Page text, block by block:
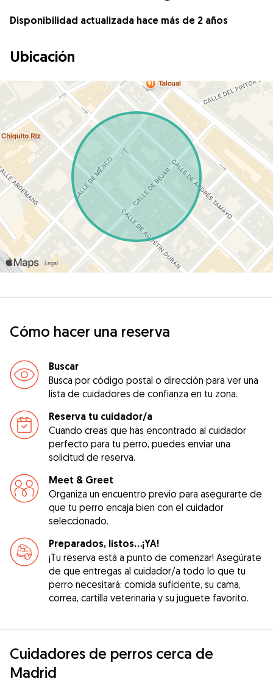
Disponibilidad actualizada hace más de 2 años
Ubicación
Cómo hacer una reserva
Buscar
Busca por código postal o dirección para ver una
lista de cuidadores de confianza en tu zona.
Reserva tu cuidador/a
Cuando creas que has encontrado al cuidador
perfecto para tu perro, puedes enviar una
solicitud de reserva.
Meet & Greet
Organiza un encuentro previo para asegurarte de
que tu perro encaja bien con el cuidador
seleccionado.
Preparados, listos...¡YA!
¡Tu reserva está a punto de comenzar! Asegúrate
de que entregas al cuidador/a todo lo que tu
perro necesitará: comida suficiente, su cama,
correa, cartilla veterinaria y su juguete favorito.
Cuidadores de perros cerca de
Madrid